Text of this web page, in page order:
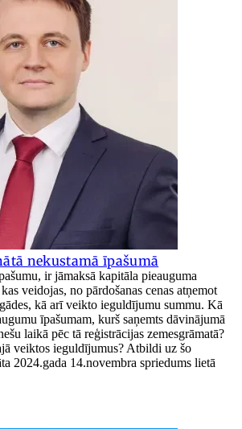
nekustamā īpašumā
ir jāmaksā kapitāla pieauguma
veidojas, no pārdošanas cenas atņemot
kā arī veikto ieguldījumu summu. Kā
īpašumam, kurš saņemts dāvinājumā
laikā pēc tā reģistrācijas zemesgrāmatā?
veiktos ieguldījumus? Atbildi uz šo
2024.gada 14.novembra spriedums lietā